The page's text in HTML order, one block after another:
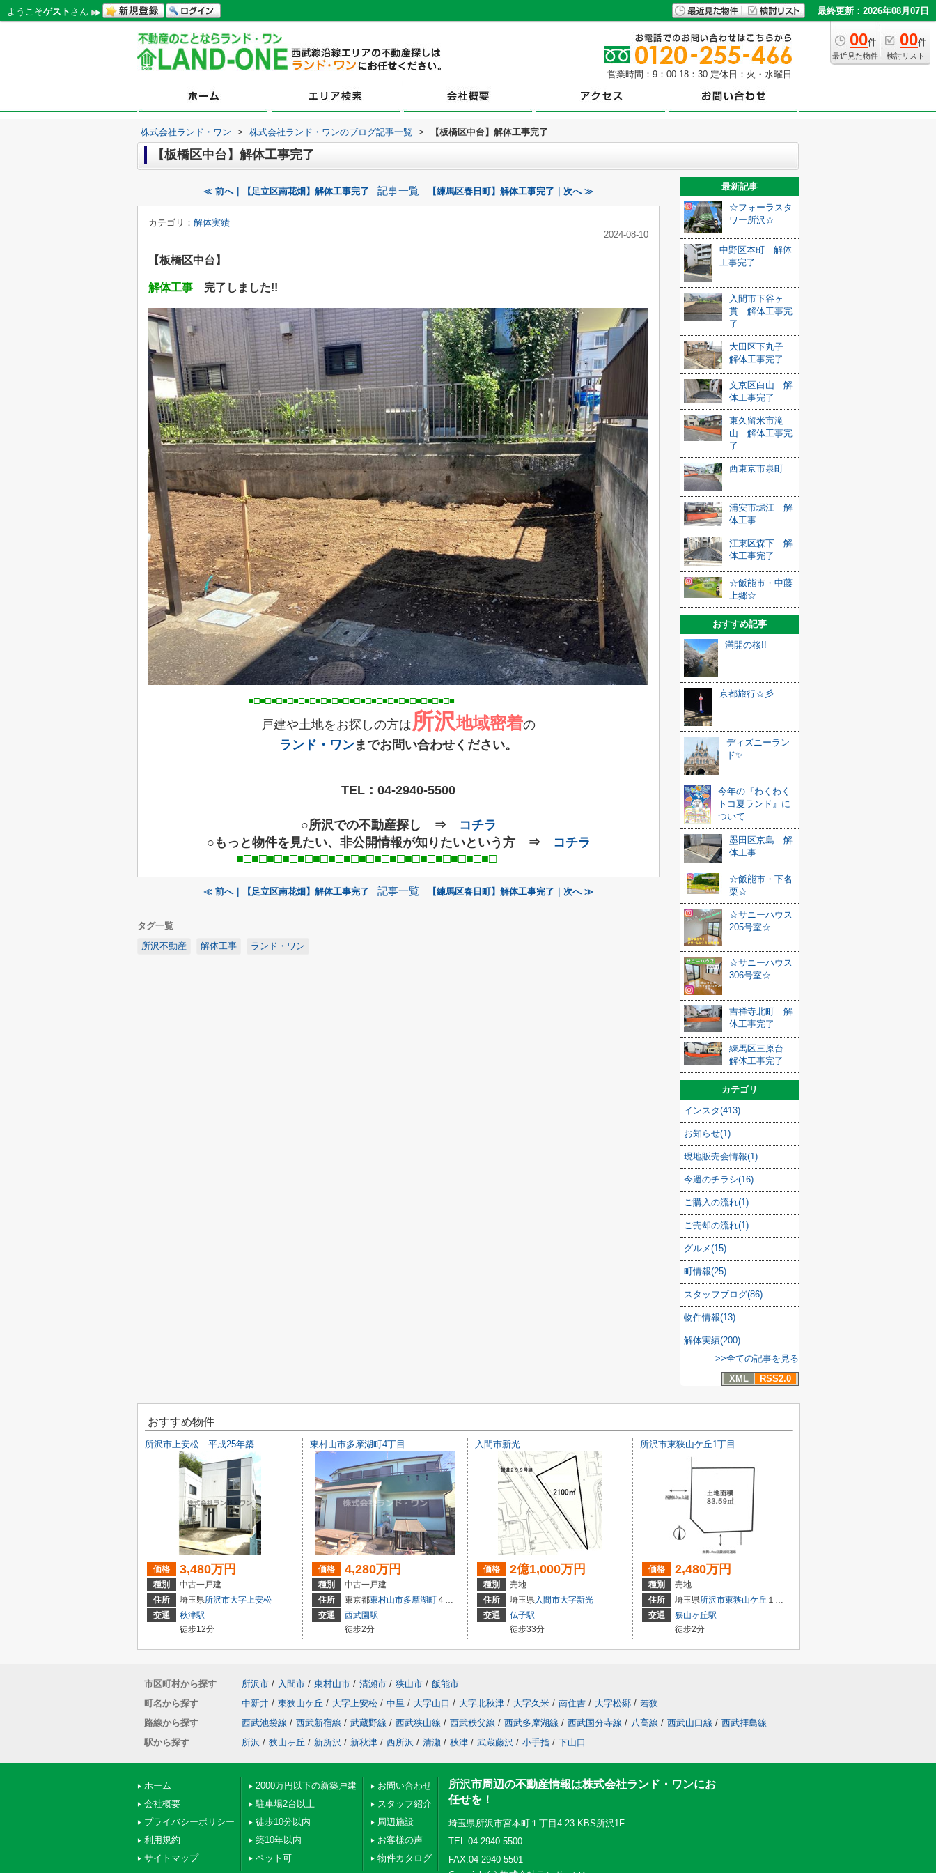
ようこそゲスト さん 最終更新：2026年08月07日
00件
最近見た物件
00件
検討リスト
営業時間：9：00-18：30 定休日：火・水曜日
株式会社ランド・ワン > 株式会社ランド・ワンのブログ記事一覧 > 【板橋区中台】解体工事完了
【板橋区中台】解体工事完了
≪ 前へ｜【足立区南花畑】解体工事完了 記事一覧 【練馬区春日町】解体工事完了｜次へ ≫
カテゴリ： 解体実績
2024-08-10
【板橋区中台】
解体工事 完了しました!!
■□■□■□■□■□■□■□■□■□■□■□■□■□■□■□■□■□■□■
戸建や土地をお探しの方は所沢地域密着の
ランド・ワンまでお問い合わせください。
TEL： 04-2940-5500
○所沢での不動産探し ⇒
コチラ
○もっと物件を見たい、非公開情報が知りたいという方 ⇒
コチラ
■□■□■□■□■□■□■□■□■□■□■□■□■□■□■□■□■□
≪ 前へ｜【足立区南花畑】解体工事完了 記事一覧 【練馬区春日町】解体工事完了｜次へ ≫
タグ一覧
所沢不動産
解体工事 ランド・ワン
最新記事
☆フォーラスタ
ワー所沢☆
中野区本町 解体
工事完了
入間市下谷ヶ
貫 解体工事完
了
大田区下丸子
解体工事完了
文京区白山 解
体工事完了
東久留米市滝
山 解体工事完
了
西東京市泉町
浦安市堀江 解
体工事
江東区森下 解
体工事完了
☆飯能市・中藤
上郷☆
おすすめ記事
満開の桜!!
京都旅行☆彡
ディズニーラン
ド✨
今年の『わくわく
トコ夏ランド』に
ついて
墨田区京島 解
体工事
☆飯能市・下名
栗☆
☆サニーハウス
205号室☆
☆サニーハウス
306号室☆
吉祥寺北町 解
体工事完了
練馬区三原台
解体工事完了
カテゴリ
インスタ(413)
お知らせ(1)
現地販売会情報(1)
今週のチラシ(16)
ご購入の流れ(1)
ご売却の流れ(1)
グルメ(15)
町情報(25)
スタッフブログ(86)
物件情報(13)
解体実績(200)
>>全ての記事を見る
XML
RSS2.0
おすすめ物件
所沢市上安松 平成25年築
価格 3,480万円
種別
中古一戸建
住所
埼玉県所沢市大字上安松
交通
秋津駅
徒歩12分
東村山市多摩湖町4丁目
価格 4,280万円
種別
中古一戸建
住所
東京都東村山市多摩湖町４丁目
交通
西武園駅
徒歩2分
入間市新光
価格 2億1,000万円
種別
売地
住所
埼玉県入間市大字新光
交通
仏子駅
徒歩33分
所沢市東狭山ケ丘1丁目
価格 2,480万円
種別
売地
住所
埼玉県所沢市東狭山ケ丘 １丁目
交通
狭山ヶ丘駅
徒歩2分
市区町村から探す 所沢市 / 入間市 / 東村山市 / 清瀬市 / 狭山市 / 飯能市
町名から探す
中新井 / 東狭山ケ丘 / 大字上安松 / 中里 / 大字山口 / 大字北秋津 / 大字久米 / 南住吉 / 大字松郷 / 若狭
路線から探す
西武池袋線 / 西武新宿線 / 武蔵野線 / 西武狭山線 / 西武秩父線 / 西武多摩湖線 / 西武国分寺線 / 八高線 / 西武山口線 / 西武拝島線
駅から探す
所沢 / 狭山ヶ丘 / 新所沢 / 新秋津 / 西所沢 / 清瀬 / 秋津 / 武蔵藤沢 / 小手指 / 下山口
ホーム
会社概要
プライバシーポリシー
利用規約
サイトマップ
2000万円以下の新築戸建
駐車場2台以上
徒歩10分以内
築10年以内
ペット可
お問い合わせ
スタッフ紹介
周辺施設
お客様の声
物件カタログ
所沢市周辺の不動産情報は株式会社ランド・ワンにお
任せを！
埼玉県所沢市宮本町１丁目4-23 KBS所沢1F
TEL:04-2940-5500
FAX:04-2940-5501